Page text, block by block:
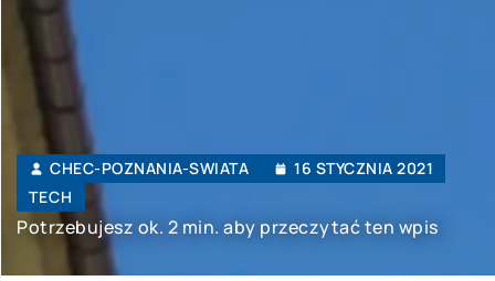
CHEC-POZNANIA-SWIATA
16 STYCZNIA 2021
TECH
Potrzebujesz ok. 2 min. aby przeczytać ten wpis